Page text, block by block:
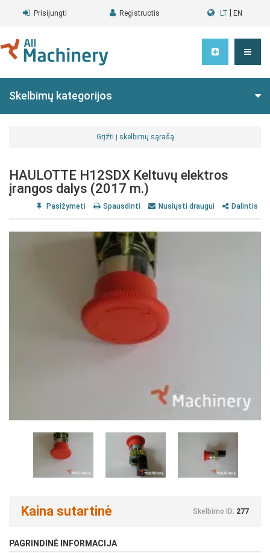
Prisijungti Registruotis LT EN
Skelbimų kategorijos
Grįžti į skelbimų sąrašą
HAULOTTE H12SDX Keltuvų elektros
įrangos dalys (2017 m.)
Pasižymėti Spausdinti Nusiųsti draugui Dalintis
Kaina sutartinė Skelbimo ID: 277
PAGRINDINĖ INFORMACIJA